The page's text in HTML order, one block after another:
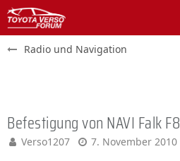
Radio und Navigation
Befestigung von NAVI Falk F8
Verso1207 7. November 2010